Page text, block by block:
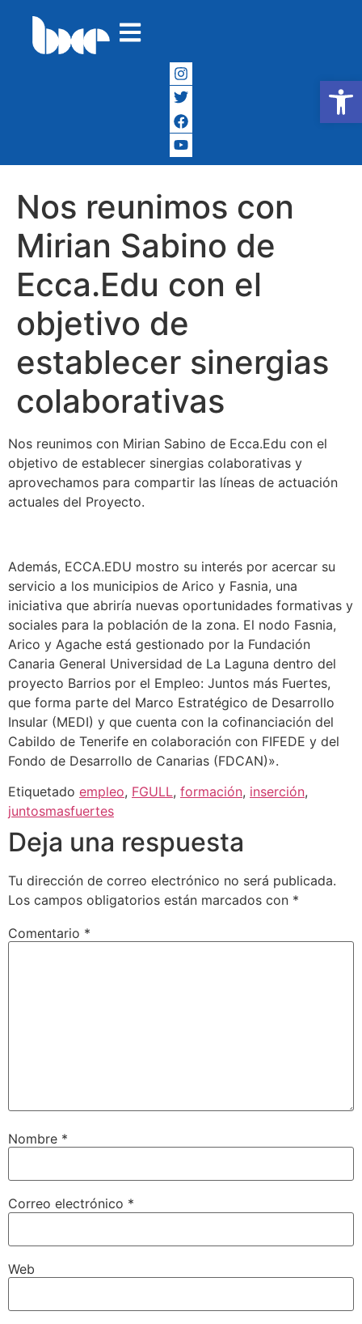
Abrir
Nos reunimos con
Mirian Sabino de
Ecca.Edu con el
objetivo de
establecer sinergias
colaborativas
Nos reunimos con Mirian Sabino de Ecca.Edu con el
objetivo de establecer sinergias colaborativas y
aprovechamos para compartir las líneas de actuación
actuales del Proyecto.
Además, ECCA.EDU mostro su interés por acercar su
servicio a los municipios de Arico y Fasnia, una
iniciativa que abriría nuevas oportunidades formativas y
sociales para la población de la zona. El nodo Fasnia,
Arico y Agache está gestionado por la Fundación
Canaria General Universidad de La Laguna dentro del
proyecto Barrios por el Empleo: Juntos más Fuertes,
que forma parte del Marco Estratégico de Desarrollo
Insular (MEDI) y que cuenta con la cofinanciación del
Cabildo de Tenerife en colaboración con FIFEDE y del
Fondo de Desarrollo de Canarias (FDCAN)».
Etiquetado empleo, FGULL, formación, inserción,
juntosmasfuertes
Deja una respuesta
Tu dirección de correo electrónico no será publicada.
Los campos obligatorios están marcados con *
Comentario *
Nombre *
Correo electrónico *
Web